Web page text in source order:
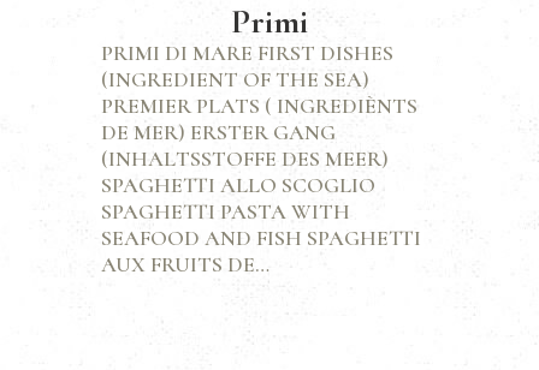
Primi
PRIMI DI MARE FIRST DISHES
(INGREDIENT OF THE SEA)
PREMIER PLATS ( INGREDIÈNTS
DE MER) ERSTER GANG
(INHALTSSTOFFE DES MEER)
SPAGHETTI ALLO SCOGLIO
SPAGHETTI PASTA WITH
SEAFOOD AND FISH SPAGHETTI
AUX FRUITS DE…